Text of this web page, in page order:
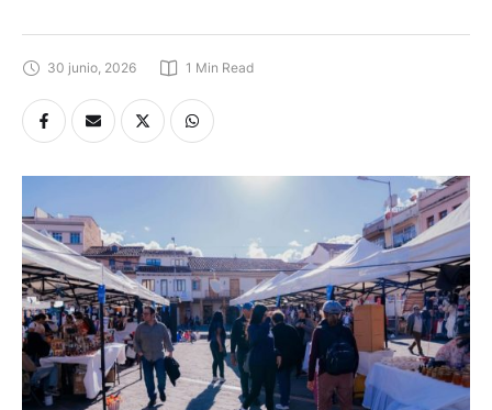
30 junio, 2026 1 Min Read